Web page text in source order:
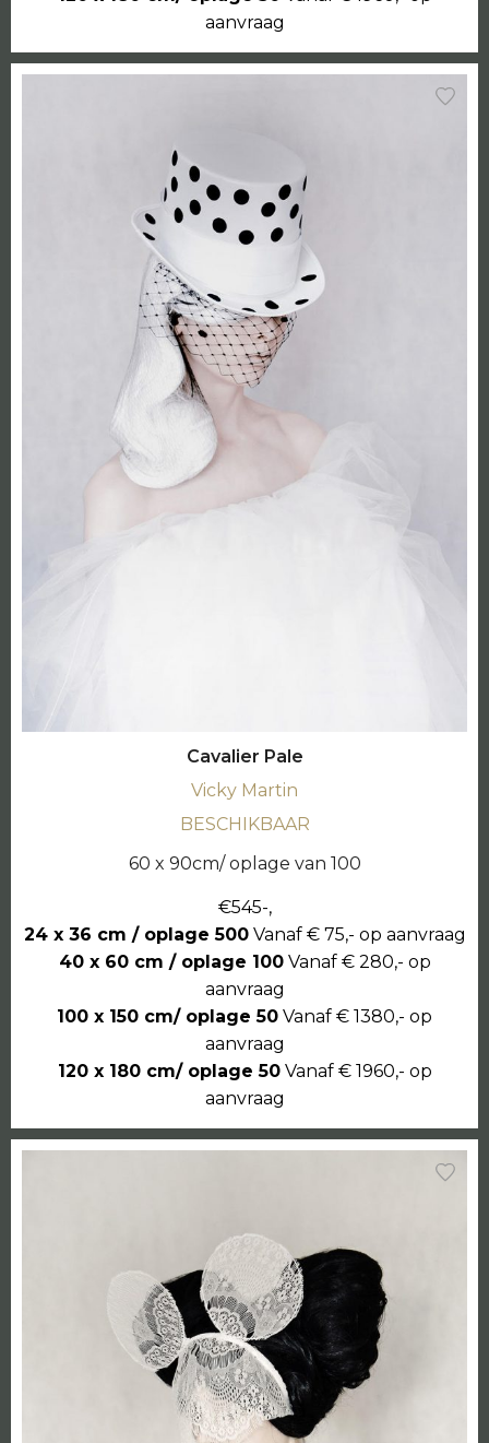
aanvraag
Cavalier Pale
Vicky Martin
BESCHIKBAAR
60 x 90cm/ oplage van 100
€545-,
24 x 36 cm / oplage 500Vanaf € 75,- op aanvraag
40 x 60 cm / oplage 100Vanaf € 280,- op
aanvraag
100 x 150 cm/ oplage 50 Vanaf € 1380,- op
aanvraag
120 x 180 cm/ oplage 50Vanaf € 1960,- op
aanvraag